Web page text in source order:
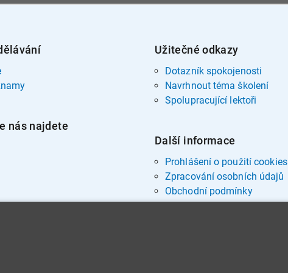
nás najdete
Užitečné odkazy
Dotazník spokojenosti
Navrhnout téma školení
Spolupracující lektoři
Další informace
Prohlášení o použití cookies
Zpracování osobních údajů
Obchodní podmínky